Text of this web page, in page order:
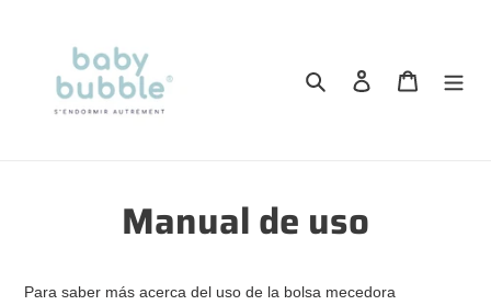
contenido
Buscar Ingresar Carrito
Manual de uso
Para saber más acerca del uso de la bolsa mecedora